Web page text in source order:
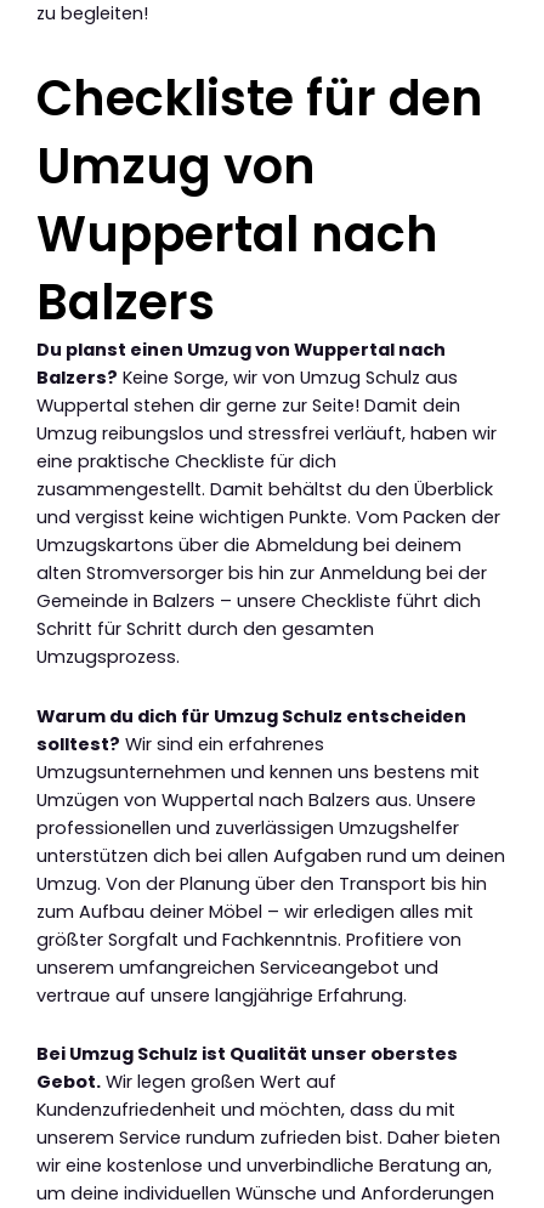
zu begleiten!
Checkliste für den
Umzug von
Wuppertal nach
Balzers
Du planst einen Umzug von Wuppertal nach
Balzers? Keine Sorge, wir von Umzug Schulz aus
Wuppertal stehen dir gerne zur Seite! Damit dein
Umzug reibungslos und stressfrei verläuft, haben wir
eine praktische Checkliste für dich
zusammengestellt. Damit behältst du den Überblick
und vergisst keine wichtigen Punkte. Vom Packen der
Umzugskartons über die Abmeldung bei deinem
alten Stromversorger bis hin zur Anmeldung bei der
Gemeinde in Balzers – unsere Checkliste führt dich
Schritt für Schritt durch den gesamten
Umzugsprozess.
Warum du dich für Umzug Schulz entscheiden
solltest? Wir sind ein erfahrenes
Umzugsunternehmen und kennen uns bestens mit
Umzügen von Wuppertal nach Balzers aus. Unsere
professionellen und zuverlässigen Umzugshelfer
unterstützen dich bei allen Aufgaben rund um deinen
Umzug. Von der Planung über den Transport bis hin
zum Aufbau deiner Möbel – wir erledigen alles mit
größter Sorgfalt und Fachkenntnis. Profitiere von
unserem umfangreichen Serviceangebot und
vertraue auf unsere langjährige Erfahrung.
Bei Umzug Schulz ist Qualität unser oberstes
Gebot. Wir legen großen Wert auf
Kundenzufriedenheit und möchten, dass du mit
unserem Service rundum zufrieden bist. Daher bieten
wir eine kostenlose und unverbindliche Beratung an,
um deine individuellen Wünsche und Anforderungen